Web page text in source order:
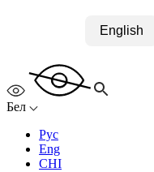
English
Бел
Рус
Eng
CHI